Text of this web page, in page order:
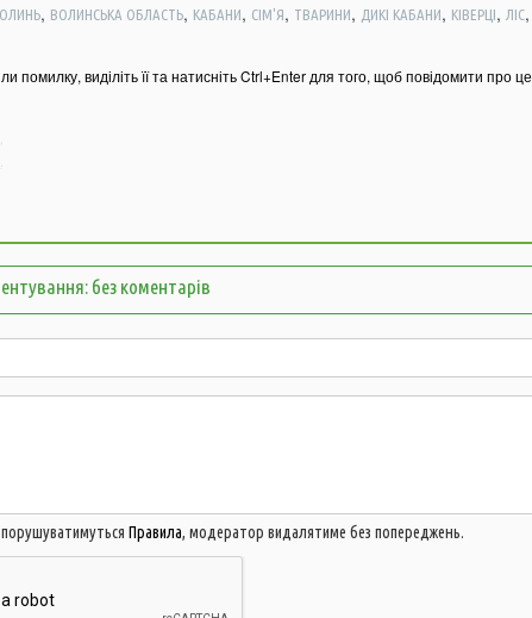
, ВОЛИНСЬКА ОБЛАСТЬ, КАБАНИ, СІМ'Я, ТВАРИНИ, ДИКІ КАБАНИ, КІВЕРЦІ, ЛІС,
помилку, виділіть її та натисніть Ctrl+Enter для того, щоб повідомити про це
без коментарів
Правила, модератор видалятиме без попереджень.